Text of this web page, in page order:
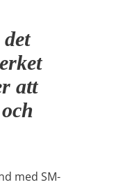
att
med SM-